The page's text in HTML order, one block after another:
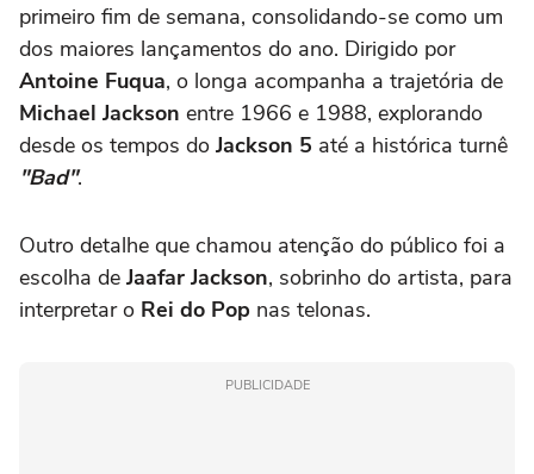
primeiro fim de semana, consolidando-se como um
dos maiores lançamentos do ano. Dirigido por
Antoine Fuqua, o longa acompanha a trajetória de
Michael Jackson entre 1966 e 1988, explorando
desde os tempos do Jackson 5 até a histórica turnê
"Bad".
Outro detalhe que chamou atenção do público foi a
escolha de Jaafar Jackson, sobrinho do artista, para
interpretar o Rei do Pop nas telonas.
PUBLICIDADE